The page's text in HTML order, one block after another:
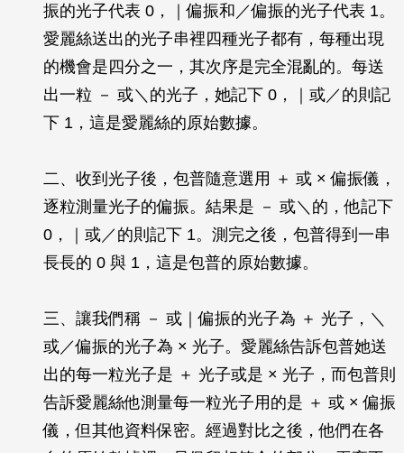
振的光子代表 0，｜偏振和／偏振的光子代表 1。
愛麗絲送出的光子串裡四種光子都有，每種出現
的機會是四分之一，其次序是完全混亂的。每送
出一粒 － 或＼的光子，她記下 0，｜或／的則記
下 1，這是愛麗絲的原始數據。
二、收到光子後，包普隨意選用 ＋ 或 × 偏振儀，
逐粒測量光子的偏振。結果是 － 或＼的，他記下
0，｜或／的則記下 1。測完之後，包普得到一串
長長的 0 與 1，這是包普的原始數據。
三、讓我們稱 － 或｜偏振的光子為 ＋ 光子，＼
或／偏振的光子為 × 光子。愛麗絲告訴包普她送
出的每一粒光子是 ＋ 光子或是 × 光子，而包普則
告訴愛麗絲他測量每一粒光子用的是 ＋ 或 × 偏振
儀，但其他資料保密。經過對比之後，他們在各